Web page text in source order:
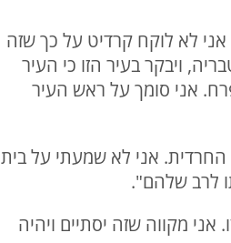
לא לוקח קרדיט על כך שזה
ויבקר בעיר הזו כי העיר
אני סומך על ראש העיר
החרדית. אני לא שמעתי על בית
לרב שלהם".
מקווה שזה יסתיים ויהיה